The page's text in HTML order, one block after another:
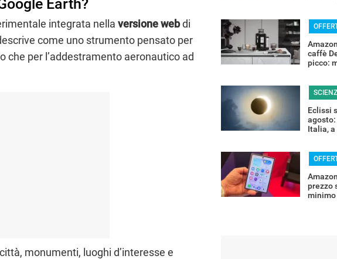
Earth?
integrata nella versione webdi
come uno strumento pensato per
che per l’addestramento aeronautico ad
monumenti, luoghi d’interesse e
caffè
picco:
Eclissi
agosto:
Italia, a
prezzo